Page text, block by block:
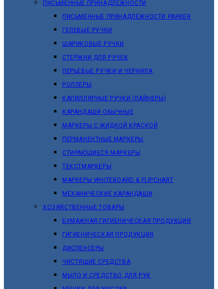
ПИСЬМЕННЫЕ ПРИНАДЛЕЖНОСТИ
ПИСЬМЕННЫЕ ПРИНАДЛЕЖНОСТИ PARKER
ГЕЛЕВЫЕ РУЧКИ
ШАРИКОВЫЕ РУЧКИ
СТЕРЖНИ ДЛЯ РУЧЕК
ПЕРЬЕВЫЕ РУЧКИ И ЧЕРНИЛА
РОЛЛЕРЫ
КАПИЛЛЯРНЫЕ РУЧКИ (ЛАЙНЕРЫ)
КАРАНДАШИ ОБЫЧНЫЕ
МАРКЕРЫ C ЖИДКОЙ КРАСКОЙ
ПЕРМАНЕНТНЫЕ МАРКЕРЫ
СТИРАЮЩИЕСЯ МАРКЕРЫ
ТЕКСТМАРКЕРЫ
МАРКЕРЫ WHITEBOARD & FLIPCHART
МЕХАНИЧЕСКИЕ КАРАНДАШИ
ХОЗЯЙСТВЕННЫЕ ТОВАРЫ
БУМАЖНАЯ ГИГИЕНИЧЕСКАЯ ПРОДУКЦИЯ
ГИГИЕНИЧЕСКАЯ ПРОДУКЦИЯ
ДИСПЕНСЕРЫ
ЧИСТЯЩИЕ СРЕДСТВА
МЫЛО И СРЕДСТВО ДЛЯ РУК